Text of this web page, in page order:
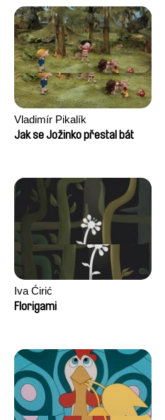
Vladimír Pikalík
Jak se Jožinko přestal bát
Iva Ćirić
Florigami